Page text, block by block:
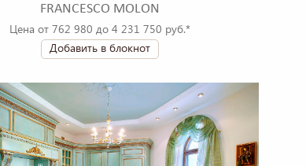
FRANCESCO MOLON
Цена от 762 980 до 4 231 750 руб.*
Добавить в блокнот